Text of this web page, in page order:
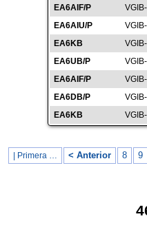
EA6AIF/P
EA6AIU/P
EA6KB
EA6UB/P
EA6AIF/P
EA6DB/P
EA6KB
| Primera … < Anterior 8 9